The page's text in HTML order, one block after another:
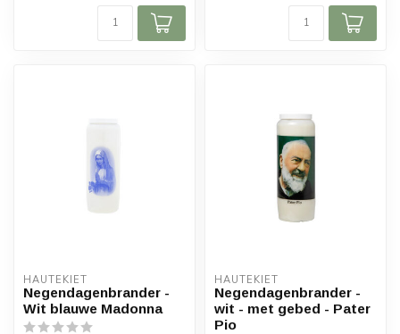
HAUTEKIET
Negendagenbrander -
Wit blauwe Madonna
HAUTEKIET
Negendagenbrander -
wit - met gebed - Pater
Pio